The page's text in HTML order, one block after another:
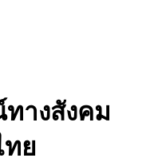
างสังคม
ทย